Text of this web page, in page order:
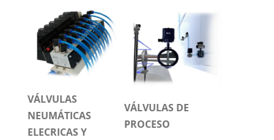
VÁLVULAS
NEUMÁTICAS
ELECRICAS Y
VÁLVULAS DE
PROCESO